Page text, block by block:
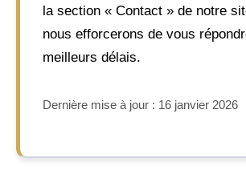
la section « Contact » de notre
nous efforcerons de vous
meilleurs délais.
Dernière mise à jour : 16 janvier 2026